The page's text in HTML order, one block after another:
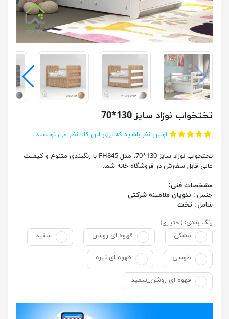
تختخواب نوزاد سایز 130*70
اولین نفر باشید که برای این کالا نظر می نویسید
تختخواب نوزاد سایز 130*70، مدل FH845 با رنگبندی متنوع و کیفیت
عالی قابل سفارش در فروشگاه خانه شما.
______
مشخصات فنی:
جنس : نئوپان ملامینه شرکتی
شامل : تخت
رنگ بندی: (اختیاری)
مشکی قهوه ای روشن سفید
طوسی قهوه ای تیره
قهوه ای روشن_سفید